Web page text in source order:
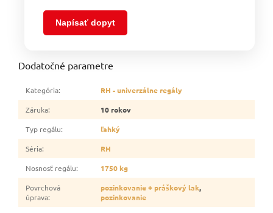
Napísať dopyt
Dodatočné parametre
Kategória:
RH - univerzálne regály
Záruka:
10 rokov
Typ regálu:
ľahký
Séria:
RH
Nosnosť regálu:
1750 kg
Povrchová
úprava:
pozinkovanie + práškový lak,
pozinkovanie